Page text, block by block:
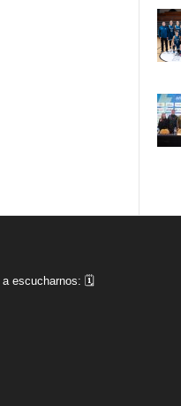
a escucharnos: 🗓